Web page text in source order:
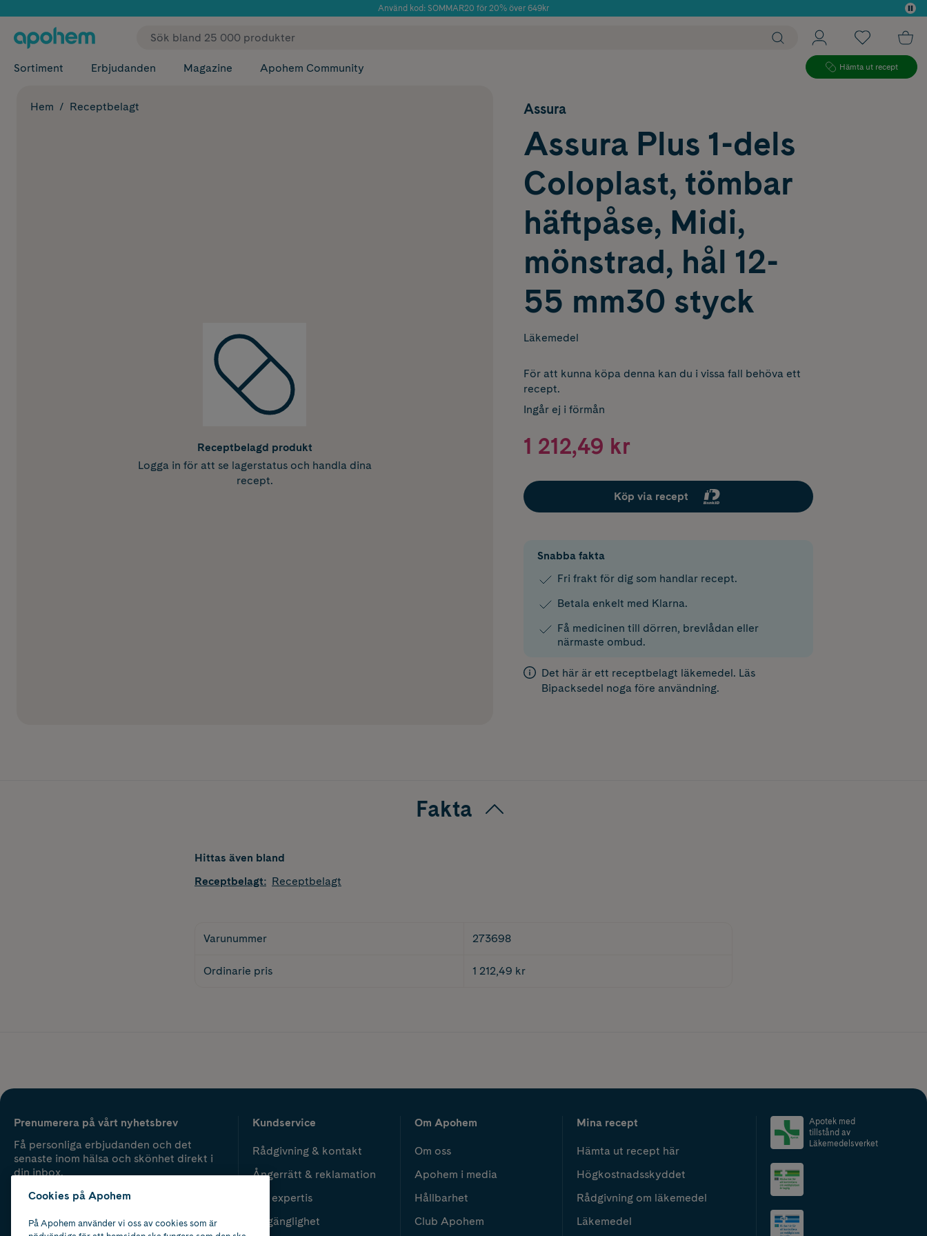
Använd kod: SOMMAR20 för 20% över 649kr
✓ Fri frakt
Sortiment Erbjudanden Magazine Apohem Community Hämta ut recept
Hem Receptbelagt
Receptbelagd produkt
Logga in för att se lagerstatus och handla dina
recept.
Assura
Assura Plus 1-dels
Coloplast, tömbar
häftpåse, Midi,
mönstrad, hål 12-
55 mm30 styck
Läkemedel
För att kunna köpa denna kan du i vissa fall behöva ett
recept.
Ingår ej i förmån
1 212,49 kr
Köp via recept
Snabba fakta
Fri frakt för dig som handlar recept.
Betala enkelt med Klarna.
Få medicinen till dörren, brevlådan eller
närmaste ombud.
Det här är ett receptbelagt läkemedel. Läs
Bipacksedel noga före användning.
Fakta
Hittas även bland
Receptbelagt: Receptbelagt
Varunummer 273698
Ordinarie pris 1 212,49 kr
Prenumerera på vårt nyhetsbrev
Få personliga erbjudanden och det
senaste inom hälsa och skönhet direkt i
din inbox.
Kundservice
Rådgivning & kontakt
Ångerrätt & reklamation
Vår expertis
Tillgänglighet
Om Apohem
Om oss
Apohem i media
Hållbarhet
Club Apohem
Mina recept
Hämta ut recept här
Högkostnadsskyddet
Rådgivning om läkemedel
Läkemedel
Apotek med
tillstånd av
Läkemedelsverket
Cookies på Apohem
På Apohem använder vi oss av cookies som är